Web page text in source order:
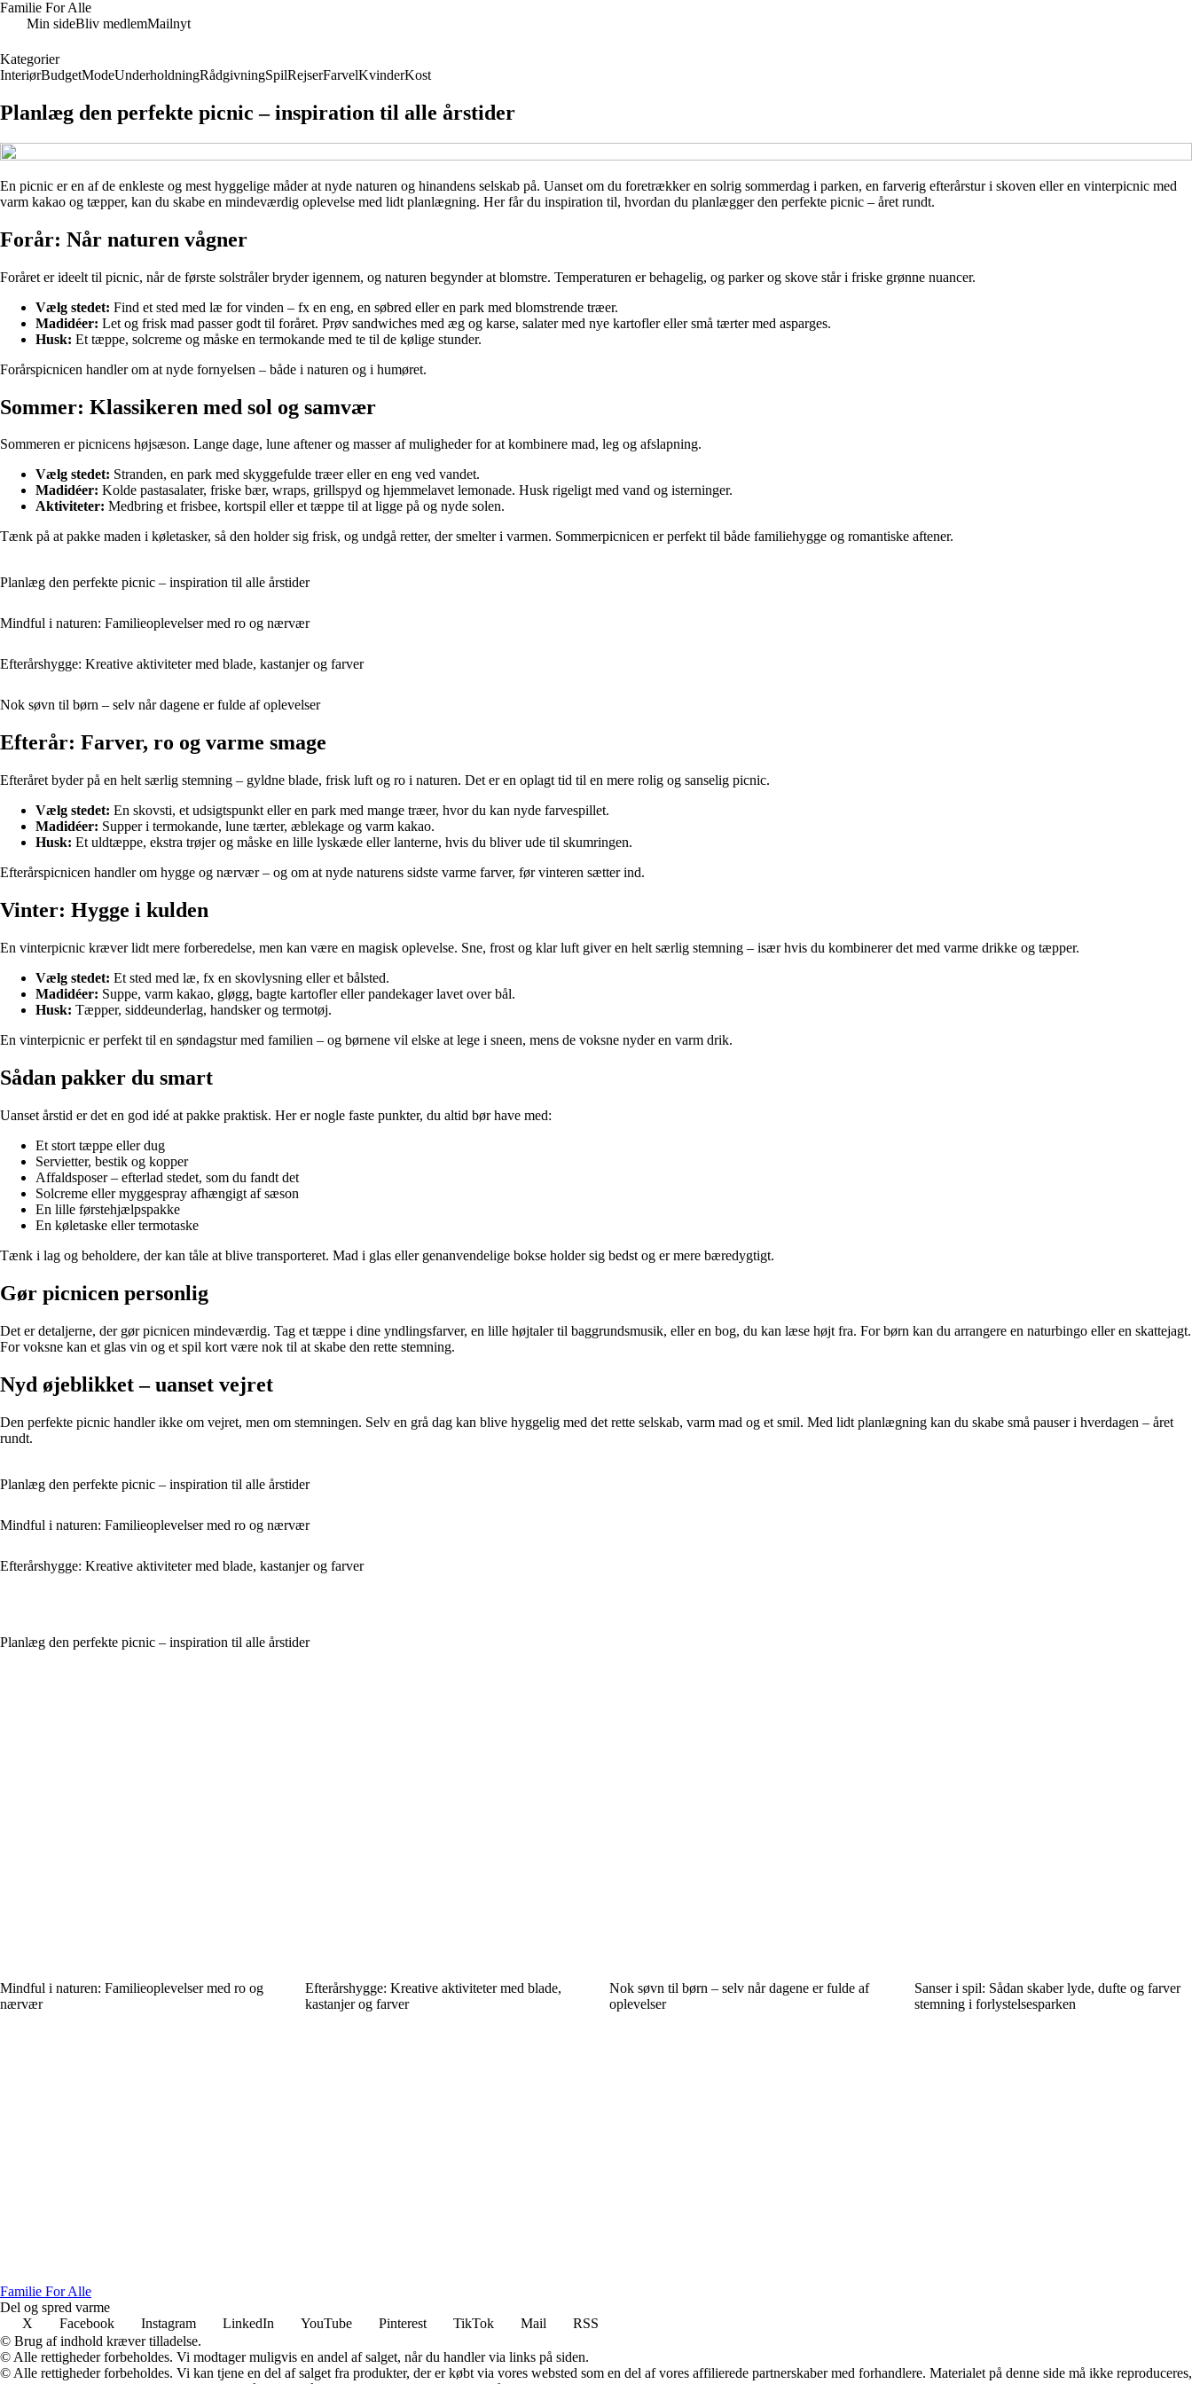
Familie For Alle
Min sideBliv medlemMailnyt
Kategorier
InteriørBudgetModeUnderholdningRådgivningSpilRejserFarvelKvinderKost
Planlæg den perfekte picnic – inspiration til alle årstider
En picnic er en af de enkleste og mest hyggelige måder at nyde naturen og hinandens selskab på. Uanset om du foretrækker en solrig sommerdag i parken, en farverig efterårstur i skoven eller en vinterpicnic med
varm kakao og tæpper, kan du skabe en mindeværdig oplevelse med lidt planlægning. Her får du inspiration til, hvordan du planlægger den perfekte picnic – året rundt.
Forår: Når naturen vågner
Foråret er ideelt til picnic, når de første solstråler bryder igennem, og naturen begynder at blomstre. Temperaturen er behagelig, og parker og skove står i friske grønne nuancer.
Vælg stedet: Find et sted med læ for vinden – fx en eng, en søbred eller en park med blomstrende træer.
Madidéer: Let og frisk mad passer godt til foråret. Prøv sandwiches med æg og karse, salater med nye kartofler eller små tærter med asparges.
Husk: Et tæppe, solcreme og måske en termokande med te til de kølige stunder.
Forårspicnicen handler om at nyde fornyelsen – både i naturen og i humøret.
Sommer: Klassikeren med sol og samvær
Sommeren er picnicens højsæson. Lange dage, lune aftener og masser af muligheder for at kombinere mad, leg og afslapning.
Vælg stedet: Stranden, en park med skyggefulde træer eller en eng ved vandet.
Madidéer: Kolde pastasalater, friske bær, wraps, grillspyd og hjemmelavet lemonade. Husk rigeligt med vand og isterninger.
Aktiviteter: Medbring et frisbee, kortspil eller et tæppe til at ligge på og nyde solen.
Tænk på at pakke maden i køletasker, så den holder sig frisk, og undgå retter, der smelter i varmen. Sommerpicnicen er perfekt til både familiehygge og romantiske aftener.
Planlæg den perfekte picnic – inspiration til alle årstider
Mindful i naturen: Familieoplevelser med ro og nærvær
Efterårshygge: Kreative aktiviteter med blade, kastanjer og farver
Nok søvn til børn – selv når dagene er fulde af oplevelser
Efterår: Farver, ro og varme smage
Efteråret byder på en helt særlig stemning – gyldne blade, frisk luft og ro i naturen. Det er en oplagt tid til en mere rolig og sanselig picnic.
Vælg stedet: En skovsti, et udsigtspunkt eller en park med mange træer, hvor du kan nyde farvespillet.
Madidéer: Supper i termokande, lune tærter, æblekage og varm kakao.
Husk: Et uldtæppe, ekstra trøjer og måske en lille lyskæde eller lanterne, hvis du bliver ude til skumringen.
Efterårspicnicen handler om hygge og nærvær – og om at nyde naturens sidste varme farver, før vinteren sætter ind.
Vinter: Hygge i kulden
En vinterpicnic kræver lidt mere forberedelse, men kan være en magisk oplevelse. Sne, frost og klar luft giver en helt særlig stemning – især hvis du kombinerer det med varme drikke og tæpper.
Vælg stedet: Et sted med læ, fx en skovlysning eller et bålsted.
Madidéer: Suppe, varm kakao, gløgg, bagte kartofler eller pandekager lavet over bål.
Husk: Tæpper, siddeunderlag, handsker og termotøj.
En vinterpicnic er perfekt til en søndagstur med familien – og børnene vil elske at lege i sneen, mens de voksne nyder en varm drik.
Sådan pakker du smart
Uanset årstid er det en god idé at pakke praktisk. Her er nogle faste punkter, du altid bør have med:
Et stort tæppe eller dug
Servietter, bestik og kopper
Affaldsposer – efterlad stedet, som du fandt det
Solcreme eller myggespray afhængigt af sæson
En lille førstehjælpspakke
En køletaske eller termotaske
Tænk i lag og beholdere, der kan tåle at blive transporteret. Mad i glas eller genanvendelige bokse holder sig bedst og er mere bæredygtigt.
Gør picnicen personlig
Det er detaljerne, der gør picnicen mindeværdig. Tag et tæppe i dine yndlingsfarver, en lille højtaler til baggrundsmusik, eller en bog, du kan læse højt fra. For børn kan du arrangere en naturbingo eller en skattejagt.
For voksne kan et glas vin og et spil kort være nok til at skabe den rette stemning.
Nyd øjeblikket – uanset vejret
Den perfekte picnic handler ikke om vejret, men om stemningen. Selv en grå dag kan blive hyggelig med det rette selskab, varm mad og et smil. Med lidt planlægning kan du skabe små pauser i hverdagen – året
rundt.
Planlæg den perfekte picnic – inspiration til alle årstider
Mindful i naturen: Familieoplevelser med ro og nærvær
Efterårshygge: Kreative aktiviteter med blade, kastanjer og farver
Planlæg den perfekte picnic – inspiration til alle årstider
Mindful i naturen: Familieoplevelser med ro og
nærvær
Efterårshygge: Kreative aktiviteter med blade,
kastanjer og farver
Nok søvn til børn – selv når dagene er fulde af
oplevelser
Sanser i spil: Sådan skaber lyde, dufte og farver
stemning i forlystelsesparken
Familie For Alle
Del og spred varme
X
Facebook Instagram LinkedIn YouTube Pinterest TikTok Mail
RSS
© Brug af indhold kræver tilladelse.
© Alle rettigheder forbeholdes. Vi modtager muligvis en andel af salget, når du handler via links på siden.
© Alle rettigheder forbeholdes. Vi kan tjene en del af salget fra produkter, der er købt via vores websted som en del af vores affilierede partnerskaber med forhandlere. Materialet på denne side må ikke reproduceres,